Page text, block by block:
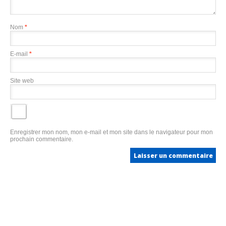
Nom *
E-mail *
Site web
Enregistrer mon nom, mon e-mail et mon site dans le navigateur pour mon
prochain commentaire.